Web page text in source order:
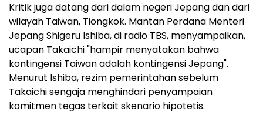
Kritik juga datang dari dalam negeri Jepang dan dari
wilayah Taiwan, Tiongkok. Mantan Perdana Menteri
Jepang Shigeru Ishiba, di radio TBS, menyampaikan,
ucapan Takaichi "hampir menyatakan bahwa
kontingensi Taiwanadalah kontingensi Jepang".
Menurut Ishiba, rezim pemerintahan sebelum
Takaichi sengaja menghindari penyampaian
komitmen tegas terkait skenario hipotetis.